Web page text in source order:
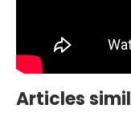
Articles